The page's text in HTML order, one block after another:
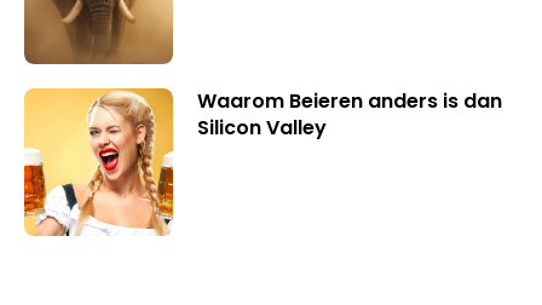
Waarom Beieren anders is dan
Silicon Valley